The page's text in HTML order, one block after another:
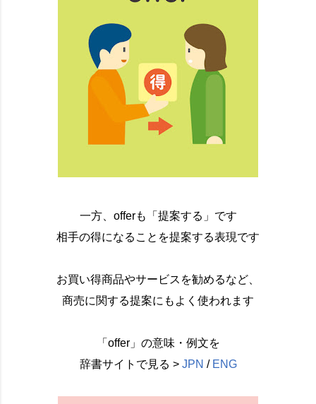
一方、offerも「提案する」です
相手の得になることを提案する表現です
お買い得商品やサービスを勧めるなど、
商売に関する提案にもよく使われます
「offer」の意味・例文を
辞書サイトで見る > JPN / ENG